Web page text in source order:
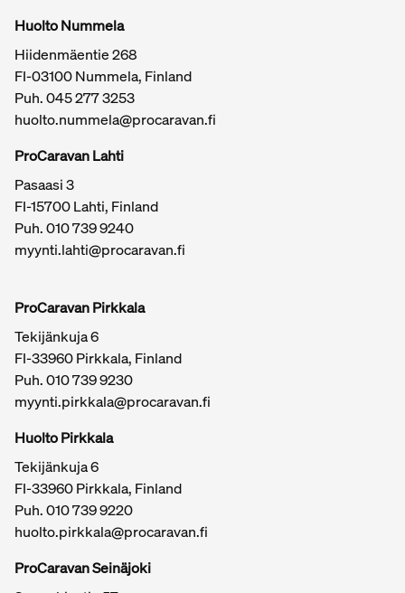
Tärkeitä linkkejä / sivukartta
Huolto Nummela
Hiidenmäentie 268
FI-03100 Nummela, Finland
Puh. 045 277 3253
huolto.nummela@procaravan.fi
ProCaravan Lahti
Pasaasi 3
FI-15700 Lahti, Finland
Puh.010 739 9240
myynti.lahti@procaravan.fi
ProCaravan Pirkkala
Tekijänkuja 6
FI-33960 Pirkkala, Finland
Puh.010 739 9230
myynti.pirkkala@procaravan.fi
Huolto Pirkkala
Tekijänkuja 6
FI-33960 Pirkkala, Finland
Puh.010 739 9220
huolto.pirkkala@procaravan.fi
ProCaravan Seinäjoki